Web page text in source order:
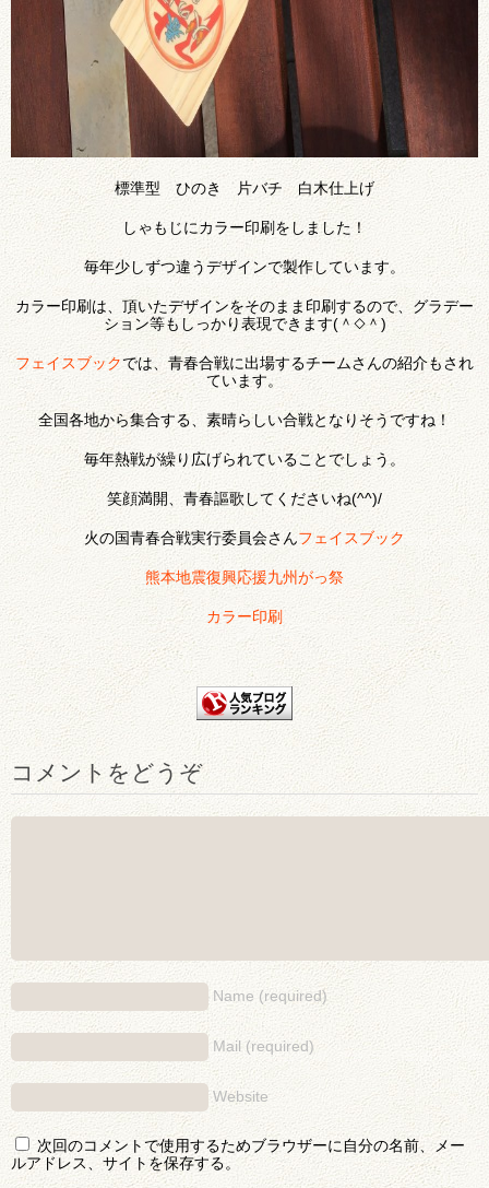
標準型 ひのき 片バチ 白木仕上げ
しゃもじにカラー印刷をしました！
毎年少しずつ違うデザインで製作しています。
カラー印刷は、頂いたデザインをそのまま印刷するので、グラデー
ション等もしっかり表現できます(＾◇＾)
フェイスブックでは、青春合戦に出場するチームさんの紹介もされ
ています。
全国各地から集合する、素晴らしい合戦となりそうですね！
毎年熱戦が繰り広げられていることでしょう。
笑顔満開、青春謳歌してくださいね(^^)/
火の国青春合戦実行委員会さんフェイスブック
熊本地震復興応援九州がっ祭
カラー印刷
コメントをどうぞ
Name (required)
Mail (required)
Website
次回のコメントで使用するためブラウザーに自分の名前、メー
ルアドレス、サイトを保存する。